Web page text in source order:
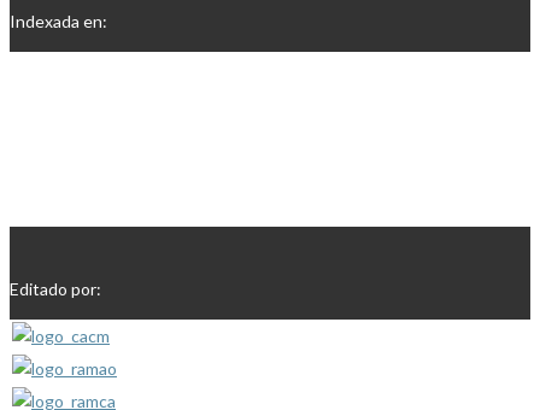
Indexada en:
Editado por: